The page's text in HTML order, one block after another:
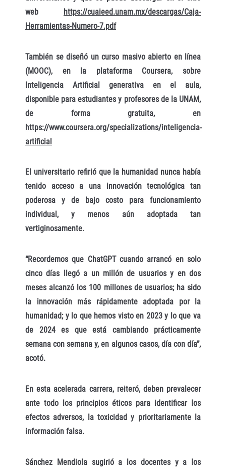
web https://cuaieed.unam.mx/descargas/Caja-
Herramientas-Numero-7.pdf
También se diseñó un curso masivo abierto en línea
(MOOC), en la plataforma Coursera, sobre
Inteligencia Artificial generativa en el aula,
disponible para estudiantes y profesores de la UNAM,
de forma gratuita, en
https://www.coursera.org/specializations/inteligencia-
artificial
El universitario refirió que la humanidad nunca había
tenido acceso a una innovación tecnológica tan
poderosa y de bajo costo para funcionamiento
individual, y menos aún adoptada tan
vertiginosamente.
“Recordemos que ChatGPT cuando arrancó en solo
cinco días llegó a un millón de usuarios y en dos
meses alcanzó los 100 millones de usuarios; ha sido
la innovación más rápidamente adoptada por la
humanidad; y lo que hemos visto en 2023 y lo que va
de 2024 es que está cambiando prácticamente
semana con semana y, en algunos casos, día con día”,
acotó.
En esta acelerada carrera, reiteró, deben prevalecer
ante todo los principios éticos para identificar los
efectos adversos, la toxicidad y prioritariamente la
información falsa.
Sánchez Mendiola sugirió a los docentes y a los